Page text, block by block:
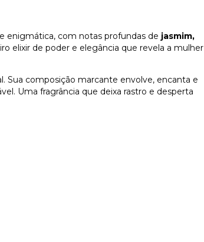
enigmática, com notas profundas de jasmim,
elixir de poder e elegância que revela a mulher
Sua composição marcante envolve, encanta e
Uma fragrância que deixa rastro e desperta